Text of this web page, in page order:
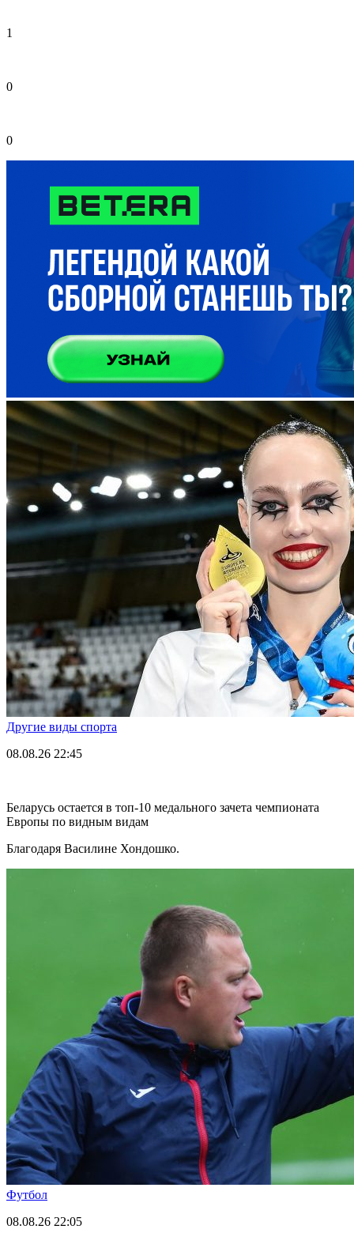
1
0
0
Другие виды спорта
08.08.26 22:45
Беларусь остается в топ-10 медального зачета чемпионата
Европы по видным видам
Благодаря Василине Хондошко.
Футбол
08.08.26 22:05